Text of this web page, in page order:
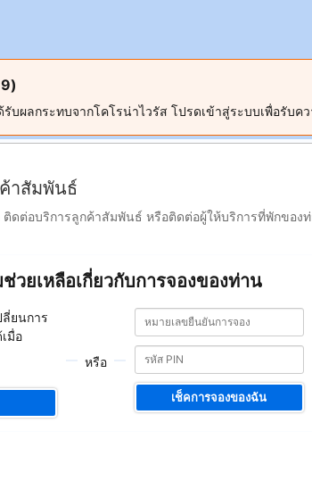
รับผลกระทบจากโคโรน่าไวรัส โปรดเข้าสู่ระบบเพื่อรับ
าสัมพันธ์
ติดต่อบริการลูกค้าสัมพันธ์ หรือติดต่อผู้ให้บริการที่พักของ
วยเหลือเกี่ยวกับการจองของท่าน
ยนการ
มื่อ
หรือ
หมายเลข
ยืนยัน
การ
จอง
หมายเลข
ยืนยัน
การ
จอง
เช็คการจองของฉัน